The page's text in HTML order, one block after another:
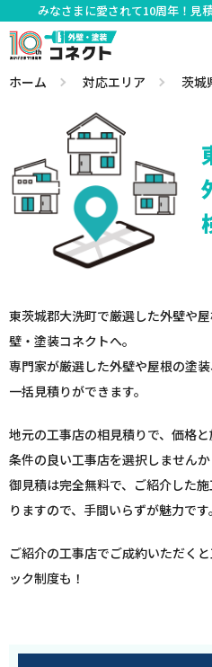
みなさまに愛されて10周年！見
ホーム 対応エリア 茨城
東茨城郡大洗町で厳選した外壁や
壁・塗装コネクトへ。
専門家が厳選した外壁や屋根の塗
一括見積りができます。
地元の工事店の相見積りで、価格
条件の良い工事店を選択しませんか
御見積は完全無料で、ご紹介した
りますので、手間いらずが魅力です。
ご紹介の工事店でご成約いただく
ック制度も！